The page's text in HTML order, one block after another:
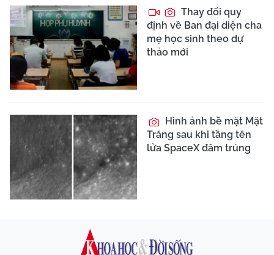
Thay đổi quy
định về Ban đại diện cha
mẹ học sinh theo dự
thảo mới
Hình ảnh bề mặt Mặt
Trăng sau khi tầng tên
lửa SpaceX đâm trúng